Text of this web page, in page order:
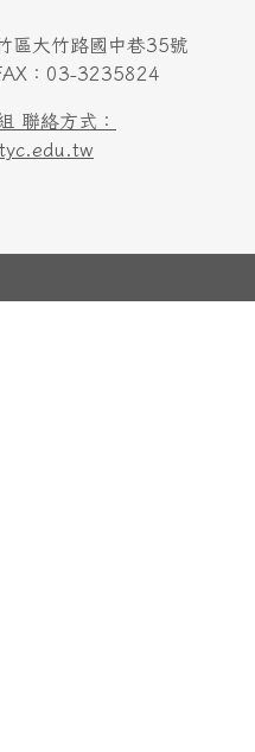
區大竹路國中巷35號
：03-3235824
聯絡方式：